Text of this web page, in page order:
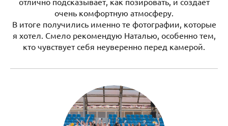
очень комфортную атмосферу.
В итоге получились именно те фотографии, которые
я хотел. Смело рекомендую Наталью, особенно тем,
кто чувствует себя неуверенно перед камерой.